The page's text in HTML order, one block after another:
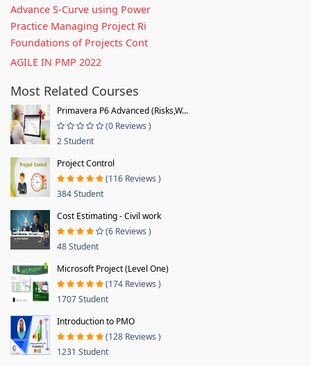
Advance S-Curve using Power
Practice Managing Project Ri
Foundations of Projects Cont
AGILE IN PMP 2022
Most Related Courses
Primavera P6 Advanced (Risks,W...
(0 Reviews )
2 Student
Project Control
(116 Reviews )
384 Student
Cost Estimating - Civil work
(6 Reviews )
48 Student
Microsoft Project (Level One)
(174 Reviews )
1707 Student
Introduction to PMO
(128 Reviews )
1231 Student